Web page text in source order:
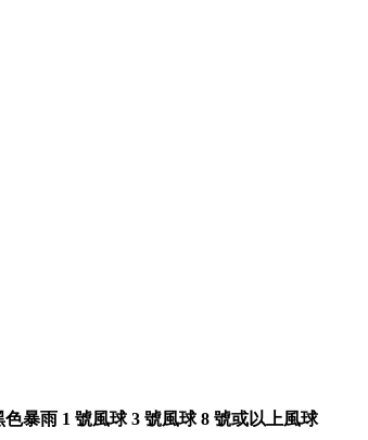
色暴雨 1 號風球 3 號風球 8 號或以上風球